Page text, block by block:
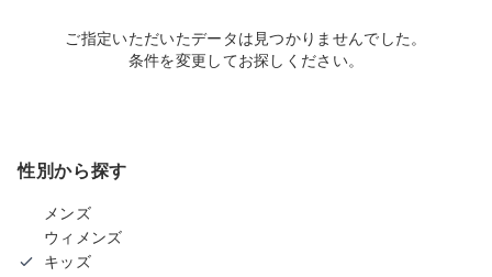
ご指定いただいたデータは見つかりませんでした。
条件を変更してお探しください。
性別から探す
メンズ
ウィメンズ
キッズ